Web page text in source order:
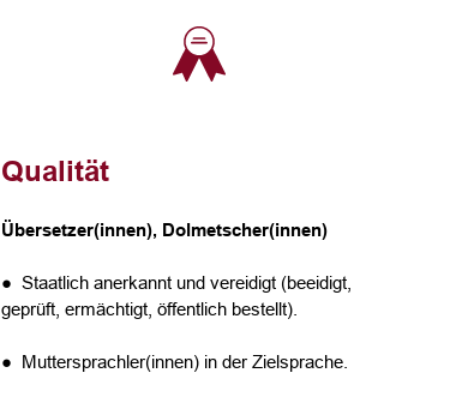
Qualität
Übersetzer(innen), Dolmetscher(innen)
● Staatlich anerkannt und vereidigt (beeidigt,
geprüft, ermächtigt, öffentlich bestellt).
● Muttersprachler(innen) in der Zielsprache.